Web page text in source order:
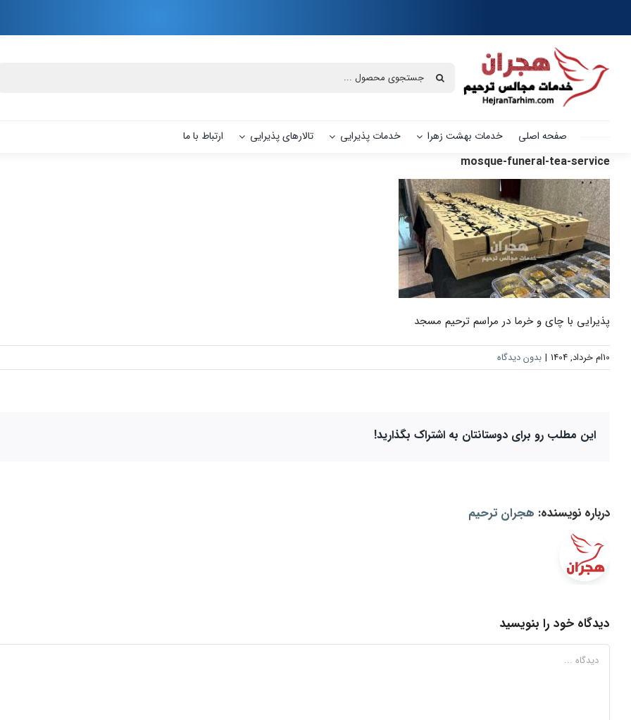
جستجو
صفحه اصلی خدمات بهشت زهرا خدمات پذیرایی تالارهای پذیرایی ارتباط با ما
mosque-funeral-tea-service
پذیرایی با چای و خرما در مراسم ترحیم مسجد
10ام خرداد, 1404 | بدون دیدگاه
این مطلب رو برای دوستانتان به اشتراک بگذارید!
درباره نویسنده: هجران ترحیم
دیدگاه خود را بنویسید
دیدگاه